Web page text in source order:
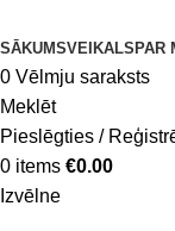
SĀKUMSVEIKALS PAR
0 Vēlmju saraksts
Meklēt
Pieslēgties /
0 items €0.00
Izvēlne